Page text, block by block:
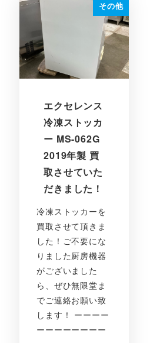
その他
エクセレンス
冷凍ストッカ
ー MS-062G
2019年製 買
取させていた
だきました！
冷凍ストッカーを
買取させて頂きま
した！ご不要にな
りました厨房機器
がございました
ら、ぜひ無限堂ま
でご連絡お願い致
します！ ーーーー
ーーーーーーーー